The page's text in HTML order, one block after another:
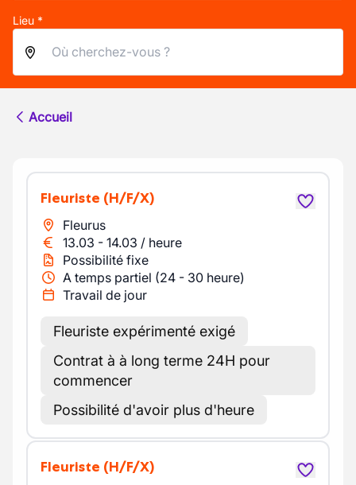
Lieu *
Accueil
Fleuriste (H/F/X)
Fleurus
13.03 - 14.03 / heure
Possibilité fixe
A temps partiel (24 - 30 heure)
Travail de jour
Fleuriste expérimenté exigé
Contrat à à long terme 24H pour
commencer
Possibilité d'avoir plus d'heure
Fleuriste (H/F/X)